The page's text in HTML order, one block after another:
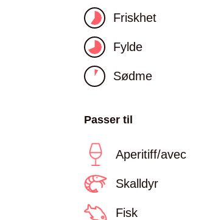
Friskhet
Fylde
Sødme
Passer til
Aperitiff/avec
Skalldyr
Fisk